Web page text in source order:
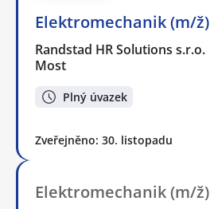
Elektromechanik (m/ž)
Randstad HR Solutions s.r.o.
Most
Plný úvazek
Zveřejněno: 30. listopadu
Elektromechanik (m/ž)